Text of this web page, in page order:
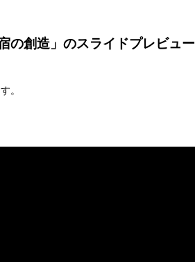
の創造」のスライドプレビュー
。